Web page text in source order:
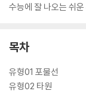
수능에 잘 나오는 쉬
목차
유형01 포물선
유형02 타원